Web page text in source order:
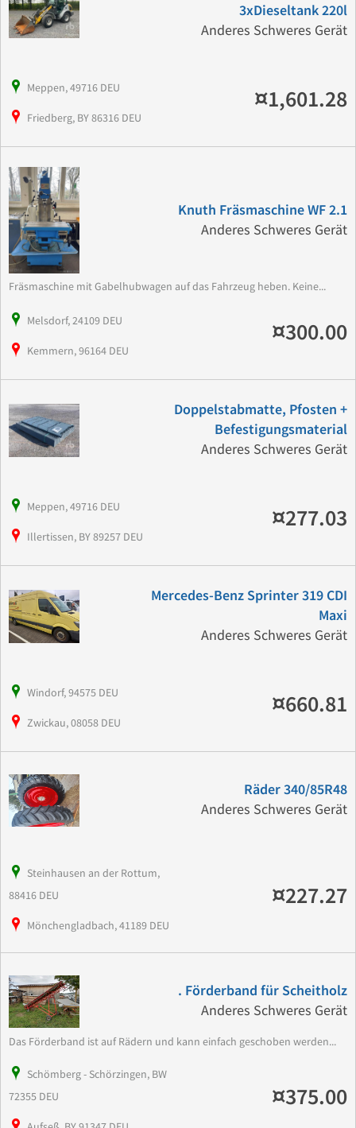
3xDieseltank 220l
Anderes Schweres Gerät
Meppen, 49716 DEU
Friedberg, BY 86316 DEU
¤1,601.28
Knuth Fräsmaschine WF 2.1
Anderes Schweres Gerät
Fräsmaschine mit Gabelhubwagen auf das Fahrzeug heben. Keine...
Melsdorf, 24109 DEU
Kemmern, 96164 DEU
¤300.00
Doppelstabmatte, Pfosten +
Befestigungsmaterial
Anderes Schweres Gerät
Meppen, 49716 DEU
Illertissen, BY 89257 DEU
¤277.03
Mercedes-Benz Sprinter 319 CDI
Maxi
Anderes Schweres Gerät
Windorf, 94575 DEU
Zwickau, 08058 DEU
¤660.81
Räder 340/85R48
Anderes Schweres Gerät
Steinhausen an der Rottum,
88416 DEU
Mönchengladbach, 41189 DEU
¤227.27
. Förderband für Scheitholz
Anderes Schweres Gerät
Das Förderband ist auf Rädern und kann einfach geschoben werden...
Schömberg - Schörzingen, BW
72355 DEU
¤375.00